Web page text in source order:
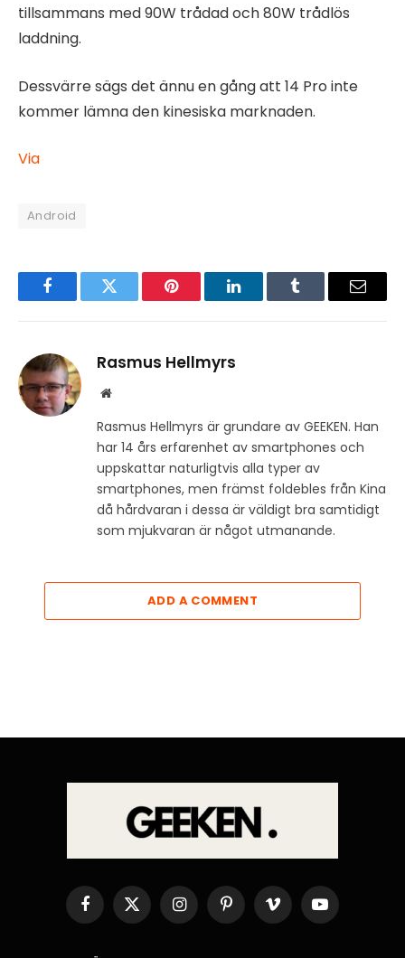
tillsammans med 90W trådad och 80W trådlös
laddning.
Dessvärre sägs det ännu en gång att 14 Pro inte
kommer lämna den kinesiska marknaden.
Via
Android
FacebookTwitter Pinterest LinkedInTumblr Email
Rasmus Hellmyrs
Website
Rasmus Hellmyrs är grundare av GEEKEN. Han
har 14 års erfarenhet av smartphones och
uppskattar naturligtvis alla typer av
smartphones, men främst foldebles från Kina
då hårdvaran i dessa är väldigt bra samtidigt
som mjukvaran är något utmanande.
ADD A COMMENT
Facebook
X
(Twitter)
InstagramPinterestVimeo YouTube